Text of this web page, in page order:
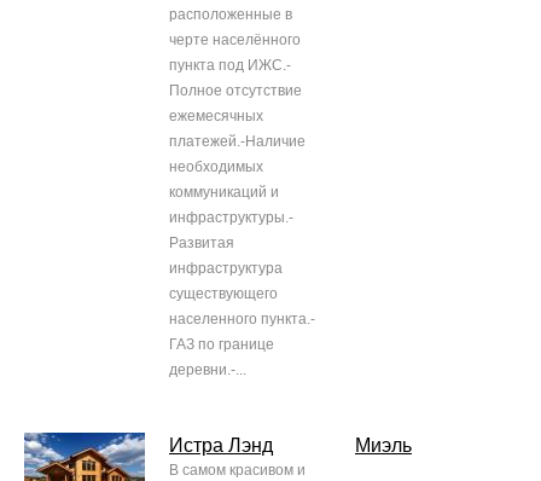
расположенные в
черте населённого
пункта под ИЖС.-
Полное отсутствие
ежемесячных
платежей.-Наличие
необходимых
коммуникаций и
инфраструктуры.-
Развитая
инфраструктура
существующего
населенного пункта.-
ГАЗ по границе
деревни.-...
Истра Лэнд
В самом красивом и
Миэль